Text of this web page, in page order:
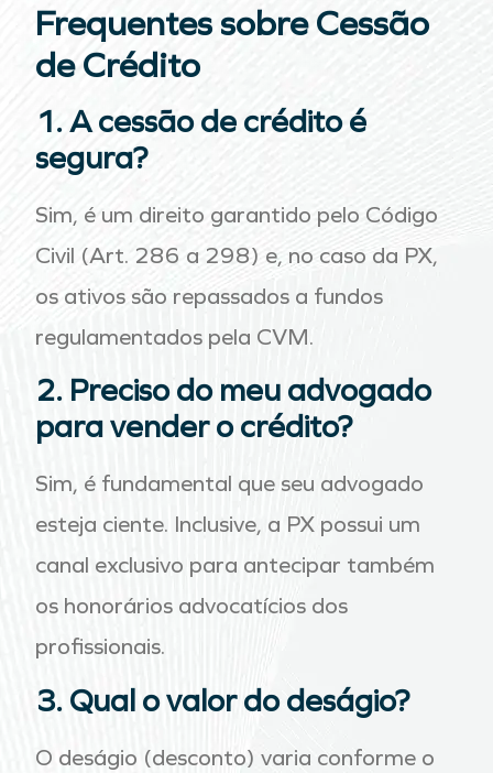
Frequentes sobre Cessão
de Crédito
1. A cessão de crédito é
segura?
Sim, é um direito garantido pelo Código
Civil (Art. 286 a 298) e, no caso da PX,
os ativos são repassados a fundos
regulamentados pela CVM.
2. Preciso do meu advogado
para vender o crédito?
Sim, é fundamental que seu advogado
esteja ciente. Inclusive, a PX possui um
canal exclusivo para antecipar também
os honorários advocatícios dos
profissionais.
3. Qual o valor do deságio?
O deságio (desconto) varia conforme o